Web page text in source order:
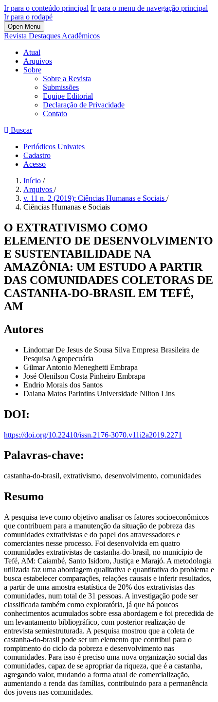
Ir para o conteúdo principal Ir para o menu de navegação principal
Ir para o rodapé
Open Menu
Revista Destaques Acadêmicos
Atual
Arquivos
Sobre
Sobre a Revista
Submissões
Equipe Editorial
Declaração de Privacidade
Contato
Buscar
Periódicos Univates
Cadastro
Acesso
Início /
Arquivos /
v. 11 n. 2 (2019): Ciências Humanas e Sociais /
Ciências Humanas e Sociais
O EXTRATIVISMO COMO
ELEMENTO DE DESENVOLVIMENTO
E SUSTENTABILIDADE NA
AMAZÔNIA: UM ESTUDO A PARTIR
DAS COMUNIDADES COLETORAS DE
CASTANHA-DO-BRASIL EM TEFÉ,
AM
Autores
Lindomar De Jesus de Sousa Silva Empresa Brasileira de
Pesquisa Agropecuária
Gilmar Antonio Meneghetti Embrapa
José Olenilson Costa Pinheiro Embrapa
Endrio Morais dos Santos
Daiana Matos Parintins Universidade Nilton Lins
DOI:
https://doi.org/10.22410/issn.2176-3070.v11i2a2019.2271
Palavras-chave:
castanha-do-brasil, extrativismo, desenvolvimento, comunidades
Resumo
A pesquisa teve como objetivo analisar os fatores socioeconômicos
que contribuem para a manutenção da situação de pobreza das
comunidades extrativistas e do papel dos atravessadores e
comerciantes nesse processo. Foi desenvolvida em quatro
comunidades extrativistas de castanha-do-brasil, no município de
Tefé, AM: Caiambé, Santo Isidoro, Justiça e Marajó. A metodologia
utilizada faz uma abordagem qualitativa e quantitativa do problema e
busca estabelecer comparações, relações causais e inferir resultados,
a partir de uma amostra estatística de 20% dos extrativistas das
comunidades, num total de 31 pessoas. A investigação pode ser
classificada também como exploratória, já que há poucos
conhecimentos acumulados sobre essa abordagem e foi precedida de
um levantamento bibliográfico, com posterior realização de
entrevista semiestruturada. A pesquisa mostrou que a coleta de
castanha-do-brasil pode ser um elemento que contribui para o
rompimento do ciclo da pobreza e desenvolvimento nas
comunidades. Para isso é preciso uma nova organização social das
comunidades, capaz de se apropriar da riqueza, que é a castanha,
agregando valor, mudando a forma atual de comercialização,
aumentando a renda das famílias, contribuindo para a permanência
dos jovens nas comunidades.